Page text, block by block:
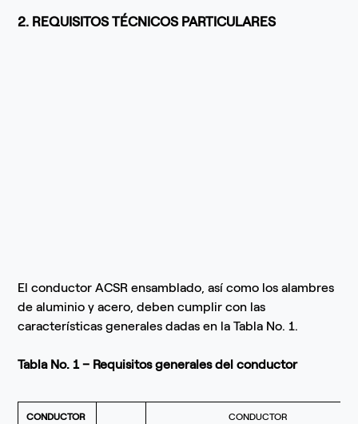
2. REQUISITOS TÉCNICOS PARTICULARES
El conductor ACSR ensamblado, así como los alambres
de aluminio y acero, deben cumplir con las
características generales dadas en la Tabla No. 1.
Tabla No. 1 – Requisitos generales del conductor
CONDUCTOR
CONDUCTOR